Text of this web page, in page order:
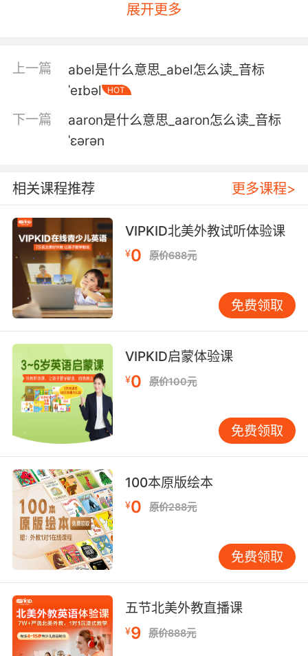
4. Uh, I I sorry, I have to say, I'm somewhat
我... 对不起 我很惊讶
5. I mean, you seemed a little taken aback
when you first saw her.
你刚看见她时 似乎有点震惊
were somehow taken aback by the news.
刚刚好像有一瞬间 你被这消息惊到了
展开更多
上一篇
abel是什么意思_abel怎么读_音标
ˈeɪbəl
HOT
下一篇
aaron是什么意思_aaron怎么读_音标
ˈɛərən
相关课程推荐 更多课程>
VIPKID北美外教试听体验课
¥0 原价688元
免费领取
VIPKID启蒙体验课
¥0 原价100元
免费领取
100本原版绘本
¥0 原价288元
免费领取
五节北美外教直播课
¥9 原价888元